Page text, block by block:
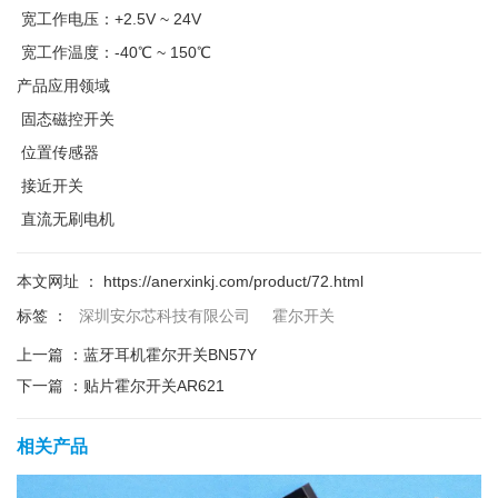
宽工作电压：+2.5V ~ 24V
宽工作温度：-40℃ ~ 150℃
产品应用领域
固态磁控开关
位置传感器
接近开关
直流无刷电机
本文网址 ： https://anerxinkj.com/product/72.html
标签 ：
深圳安尔芯科技有限公司 霍尔开关
上一篇 ： 蓝牙耳机霍尔开关BN57Y
下一篇 ： 贴片霍尔开关AR621
相关产品